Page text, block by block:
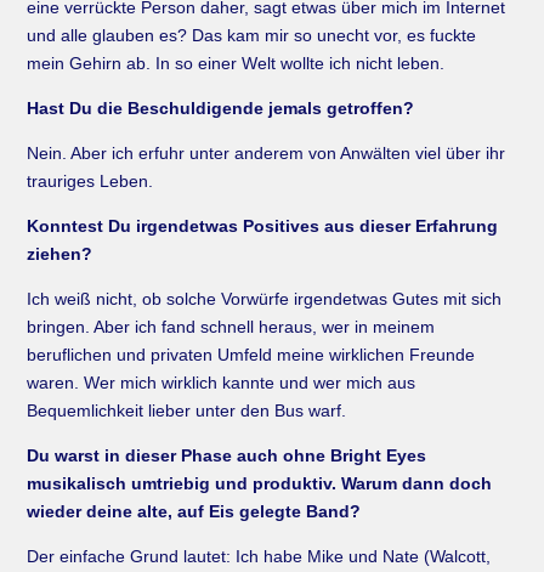
eine verrückte Person daher, sagt etwas über mich im Internet
und alle glauben es? Das kam mir so unecht vor, es fuckte
mein Gehirn ab. In so einer Welt wollte ich nicht leben.
Hast Du die Beschuldigende jemals getroffen?
Nein. Aber ich erfuhr unter anderem von Anwälten viel über ihr
trauriges Leben.
Konntest Du irgendetwas Positives aus dieser Erfahrung
ziehen?
Ich weiß nicht, ob solche Vorwürfe irgendetwas Gutes mit sich
bringen. Aber ich fand schnell heraus, wer in meinem
beruflichen und privaten Umfeld meine wirklichen Freunde
waren. Wer mich wirklich kannte und wer mich aus
Bequemlichkeit lieber unter den Bus warf.
Du warst in dieser Phase auch ohne Bright Eyes
musikalisch umtriebig und produktiv. Warum dann doch
wieder deine alte, auf Eis gelegte Band?
Der einfache Grund lautet: Ich habe Mike und Nate (Walcott,